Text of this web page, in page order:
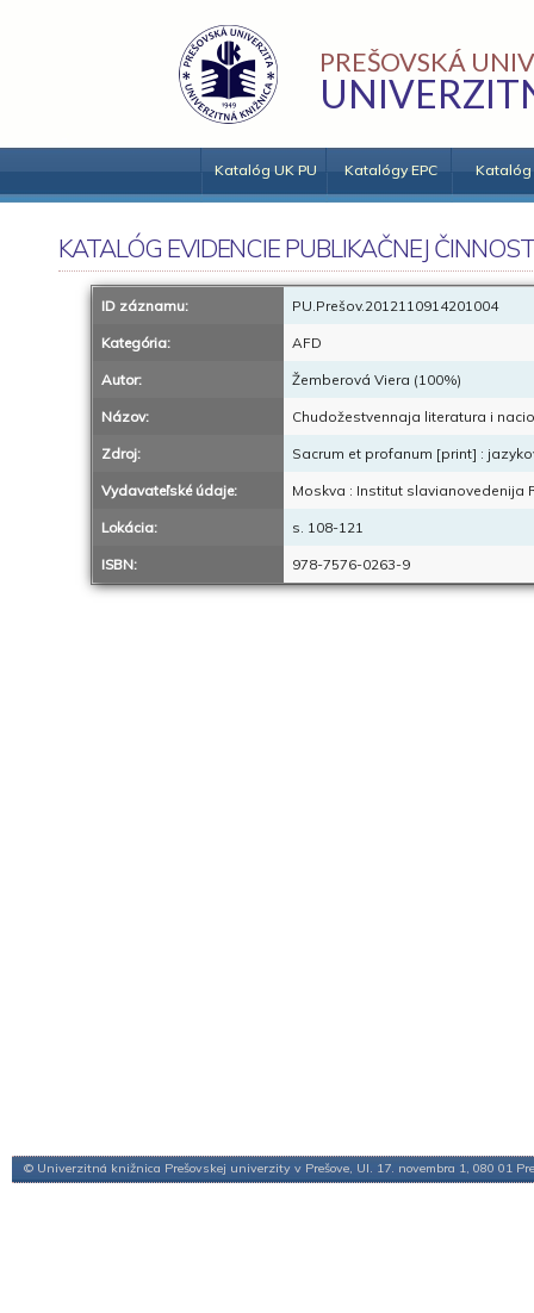
PREŠOVSKÁ
Katalóg UK PU Katalógy EPC Katalóg
KATALÓG EVIDENCIE PUBLIKAČNEJ
ID záznamu: PU.Prešov.2012110914201004
Kategória: AFD
Autor: Žemberová Viera (100%)
Názov: Chudožestvennaja literatura i
Zdroj: Sacrum et profanum [print] :
Vydavateľské údaje: Moskva : Institut slavianovedenija
Lokácia: s. 108-121
ISBN: 978-7576-0263-9
© Univerzitná knižnica Prešovskej univerzity v Prešove, Ul. 17. novembra 1, 080 01